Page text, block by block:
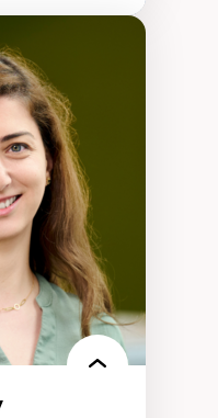
géopolitiques
climatique